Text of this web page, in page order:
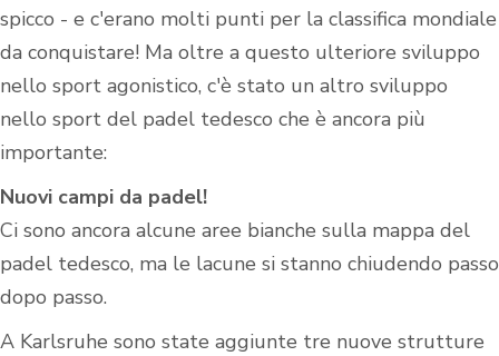
spicco - e c'erano molti punti per la classifica mondiale
da conquistare! Ma oltre a questo ulteriore sviluppo
nello sport agonistico, c'è stato un altro sviluppo
nello sport del padel tedesco che è ancora più
importante:
Nuovi campi da padel!
Ci sono ancora alcune aree bianche sulla mappa del
padel tedesco, ma le lacune si stanno chiudendo passo
dopo passo.
A Karlsruhe sono state aggiunte tre nuove strutture